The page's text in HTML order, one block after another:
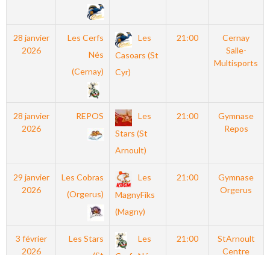
28 janvier
2026
Les Cerfs
Nés
(Cernay)
Les
Casoars (St
Cyr)
21:00
Cernay
Salle-
Multisports
28 janvier
2026
REPOS
Les
Stars (St
Arnoult)
21:00
Gymnase
Repos
29 janvier
2026
Les Cobras
(Orgerus)
Les
MagnyFiks
(Magny)
21:00
Gymnase
Orgerus
3 février
2026
Les Stars
Les
21:00
StArnoult
Centre